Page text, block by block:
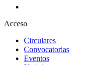
Acceso
Circulares
Convocatorias
Eventos